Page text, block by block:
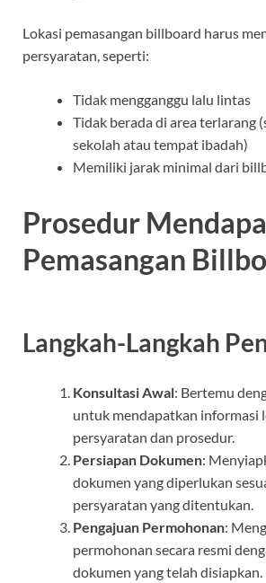
Lokasi pemasangan billboard harus
persyaratan, seperti:
Tidak mengganggu lalu lintas
Tidak berada di area terlarang
sekolah atau tempat ibadah)
Memiliki jarak minimal dari
Prosedur
Pemasangan
Langkah-Langkah
Konsultasi Awal: Bertemu
untuk mendapatkan informasi
persyaratan dan prosedur.
Persiapan Dokumen:
dokumen yang diperlukan
persyaratan yang ditentukan.
Pengajuan Permohonan:
permohonan secara resmi
dokumen yang telah disiapkan.